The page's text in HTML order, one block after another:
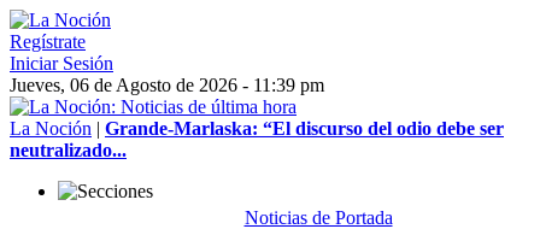
Regístrate
Iniciar Sesión
Jueves, 06 de Agosto de 2026 - 11:39 pm
La Noción | Grande-Marlaska: “El discurso del odio debe ser
neutralizado...
Noticias de Portada